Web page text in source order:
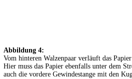
Abbildung 4:
Vom hinteren Walzenpaar verläuft das
Hier muss das Papier ebenfalls unter dem
auch die vordere Gewindestange mit den